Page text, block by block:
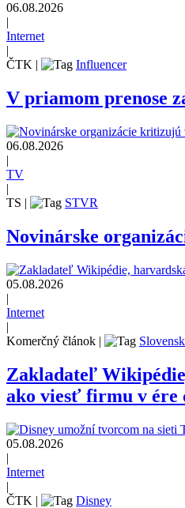
06.08.2026
|
Internet
|
ČTK | Influencer
V priamom prenose
06.08.2026
|
TV
|
TS | STVR
Novinárske
05.08.2026
|
Internet
|
Komerčný článok |
Zakladateľ
ako viesť firmu v ére
05.08.2026
|
Internet
|
ČTK | Disney